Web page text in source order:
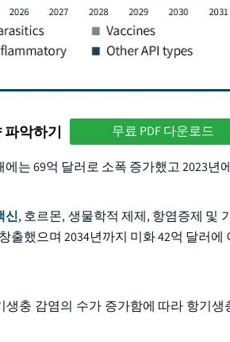
파악하기 무료 PDF 다운로드
는 69억 달러로 소폭 증가했고 2023년
신, 호르몬, 생물학적 제제, 항염증제 및
출했으며 2034년까지 미화 42억 달러
충 감염의 수가 증가함에 따라 항기